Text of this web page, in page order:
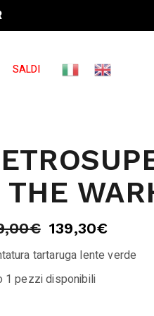
SALDI
€ 139,30€
tartaruga lente verde
1 pezzi disponibili